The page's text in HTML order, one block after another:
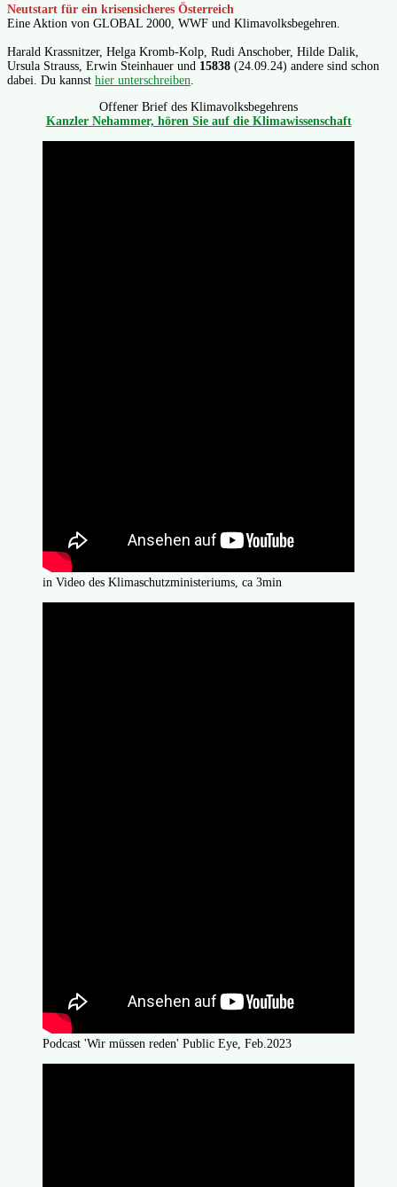
Neutstart für ein krisensicheres Österreich
Eine Aktion von GLOBAL 2000, WWF und Klimavolksbegehren.
Harald Krassnitzer, Helga Kromb-Kolp, Rudi Anschober, Hilde Dalik,
Ursula Strauss, Erwin Steinhauer und 15838 (24.09.24) andere sind schon
dabei. Du kannst hier unterschreiben
Offener Brief des Klimavolksbegehrens
Kanzler Nehammer, hören Sie auf die Klimawissenschaft
in Video des Klimaschutzministeriums, ca 3min
Podcast 'Wir müssen reden' Public Eye, Feb.2023